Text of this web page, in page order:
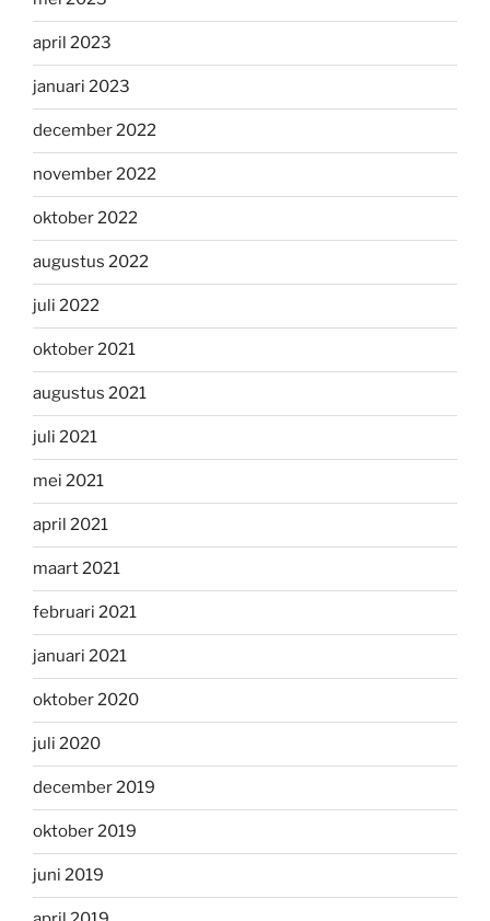
april 2023
januari 2023
december 2022
november 2022
oktober 2022
augustus 2022
juli 2022
oktober 2021
augustus 2021
juli 2021
mei 2021
april 2021
maart 2021
februari 2021
januari 2021
oktober 2020
juli 2020
december 2019
oktober 2019
juni 2019